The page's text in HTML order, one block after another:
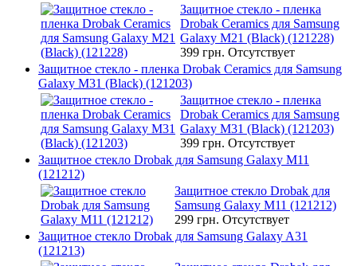
Защитное стекло - пленка
Drobak Ceramics для Samsung
Galaxy M21 (Black) (121228)
399 грн. Отсутствует
Защитное стекло - пленка Drobak Ceramics для Samsung
Galaxy M31 (Black) (121203)
Защитное стекло - пленка
Drobak Ceramics для Samsung
Galaxy M31 (Black) (121203)
399 грн. Отсутствует
Защитное стекло Drobak для Samsung Galaxy M11
(121212)
Защитное стекло Drobak для
Samsung Galaxy M11 (121212)
299 грн. Отсутствует
Защитное стекло Drobak для Samsung Galaxy A31
(121213)